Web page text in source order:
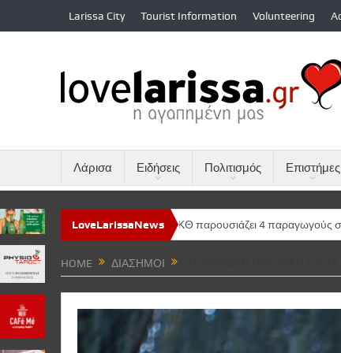
Larissa City Tourist Information Volunteering
Λάρισα Ειδήσεις Πολιτισμός Επιστήμες
LoveLarissaNews
2026» Το ΦΚΘ παρουσιάζει 4 παραγωγούς στο Φεστιβάλ
HOME ΔΙΆΣΗΜΟΙ